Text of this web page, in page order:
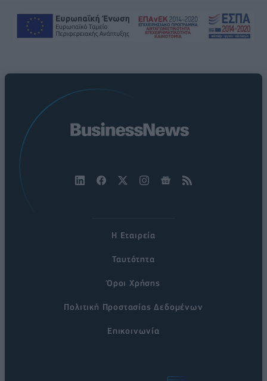
Η Εταιρεία
Ταυτότητα
Όροι Χρήσης
Πολιτική Προστασίας Δεδομένων
Επικοινωνία